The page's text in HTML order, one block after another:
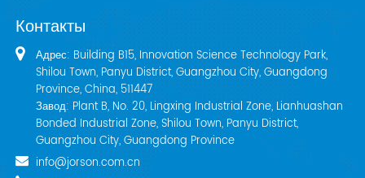
Контакты
Адрес: Building B15, Innovation Science Technology Park,
Shilou Town, Panyu District, Guangzhou City, Guangdong
Province, China, 511447
Завод: Plant B, No. 20, Lingxing Industrial Zone, Lianhuashan
Bonded Industrial Zone, Shilou Town, Panyu District,
Guangzhou City, Guangdong Province
info@jorson.com.cn